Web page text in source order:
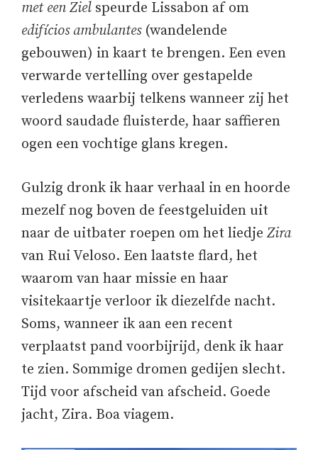
met een Ziel speurde Lissabon af om
edifícios ambulantes(wandelende
gebouwen) in kaart te brengen. Een even
verwarde vertelling over gestapelde
verledens waarbij telkens wanneer zij het
woord saudade fluisterde, haar saffieren
ogen een vochtige glans kregen.
Gulzig dronk ik haar verhaal in en hoorde
mezelf nog boven de feestgeluiden uit
naar de uitbater roepen om het liedje Zira
van Rui Veloso. Een laatste flard, het
waarom van haar missie en haar
visitekaartje verloor ik diezelfde nacht.
Soms, wanneer ik aan een recent
verplaatst pand voorbijrijd, denk ik haar
te zien. Sommige dromen gedijen slecht.
Tijd voor afscheid van afscheid. Goede
jacht, Zira. Boa viagem.